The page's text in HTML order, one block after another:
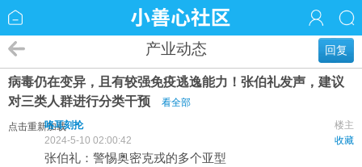
回复
产业动态
病毒仍在变异，且有较强免疫逃逸能力！张伯礼发声，建议
对三类人群进行分类干预
看全部
点击重新加载 楼主
咯耳刻抡
收藏
2024-5-10 02:00:42
张伯礼：警惕奥密克戎的多个亚型